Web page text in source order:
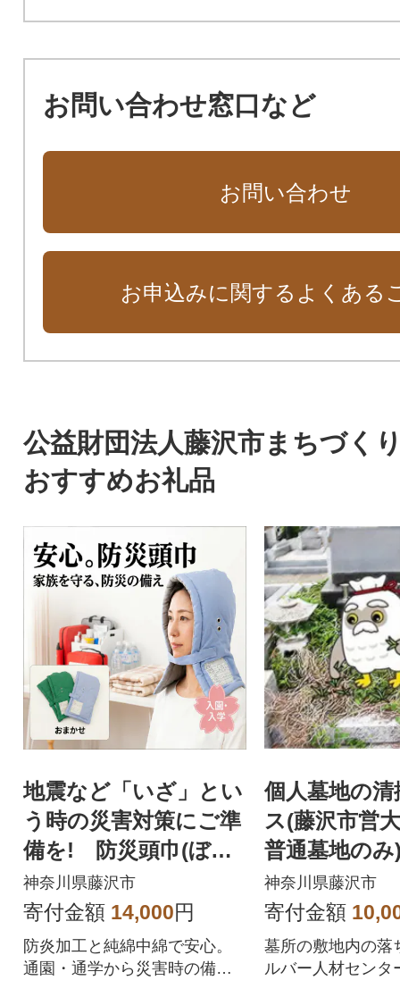
お問い合わせ窓口など
お問い合わせ
お申込みに関するよくある
公益財団法人藤沢市まちづく
おすすめお礼品
地震など「いざ」とい
う時の災害対策にご準
備を! 防災頭巾(ぼう
さいずきん)
神奈川県藤沢市
寄付金額 14,000円
防炎加工と純綿中綿で安心。
通園・通学から災害時の備え
個人墓地の
ス(藤沢市営
普通墓地のみ
神奈川県藤沢市
寄付金額
墓所の敷地内の落
ルバー人材センタ